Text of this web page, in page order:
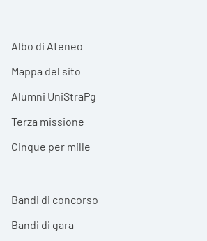
Albo di Ateneo
Mappa del sito
Alumni UniStraPg
Terza missione
Cinque per mille
Bandi di concorso
Bandi di gara